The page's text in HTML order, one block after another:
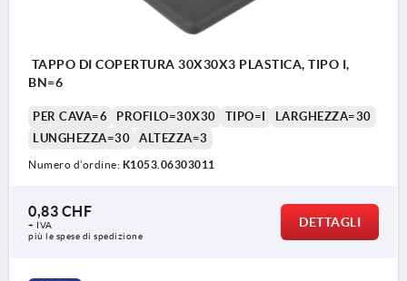
TAPPO DI COPERTURA 30X30X3 PLASTICA, TIPO I,
BN=6
PER CAVA=6 PROFILO=30X30 TIPO=I
LARGHEZZA=30
LUNGHEZZA=30
ALTEZZA=3
Numero d’ordine: K1053.06303011
0,83 CHF
+ IVA
più le spese di spedizione
DETTAGLI